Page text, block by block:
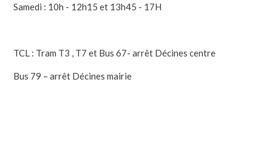
Samedi : 10h - 12h15 et 13h45 - 17H
TCL : Tram T3 , T7 et Bus 67- arrêt Décines centre
Bus 79 – arrêt Décines mairie